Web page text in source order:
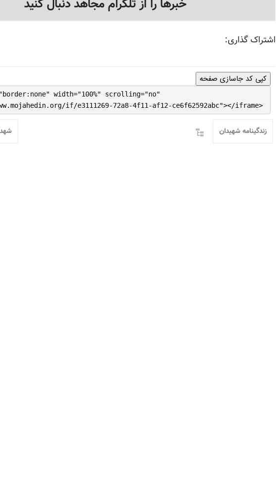
خبرها را از تلگرام مجاهد دنبال کنید
اشتراک گذاری:
کپی کد جاسازی صفحه
width="100%" scrolling="no"
if/e3111269-72a8-4f11-af12-ce6f62592abc"></iframe>
زندگینامه شهیدان